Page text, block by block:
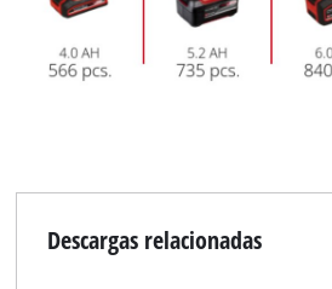
Descargas relacionadas